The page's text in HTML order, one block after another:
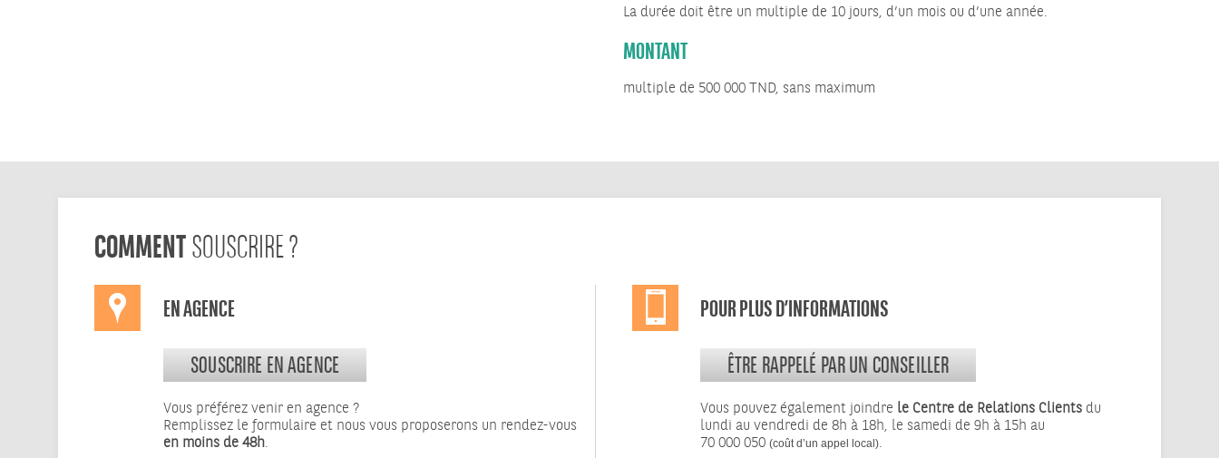
La durée doit être un multiple de 10 jours, d’un mois ou d’une année.
MONTANT
multiple de 500 000 TND, sans maximum
COMMENTSOUSCRIRE ?
EN AGENCE
SOUSCRIRE EN AGENCE
Vous préférez venir en agence ?
Remplissez le formulaire et nous vous proposerons un rendez-vous
en moins de 48h.
POUR PLUS D’INFORMATIONS
ÊTRE RAPPELÉ PAR UN CONSEILLER
Vous pouvez également joindre le Centre de Relations Clientsdu
lundi au vendredi de 8h à 18h, le samedi de 9h à 15h au
70 000 050 (coût d’un appel local).